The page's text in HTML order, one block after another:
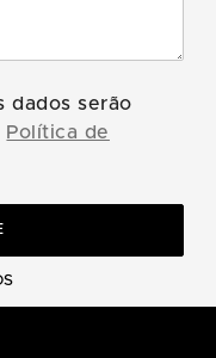
dados serão
Política de